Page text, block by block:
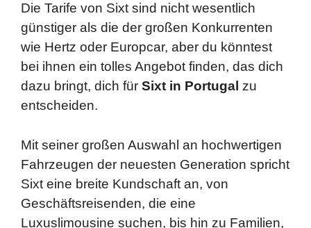
Die Tarife von Sixt sind nicht wesentlich
günstiger als die der großen Konkurrenten
wie Hertz oder Europcar, aber du könntest
bei ihnen ein tolles Angebot finden, das dich
dazu bringt, dich für Sixt in Portugal zu
entscheiden.
Mit seiner großen Auswahl an hochwertigen
Fahrzeugen der neuesten Generation spricht
Sixt eine breite Kundschaft an, von
Geschäftsreisenden, die eine
Luxuslimousine suchen, bis hin zu Familien,